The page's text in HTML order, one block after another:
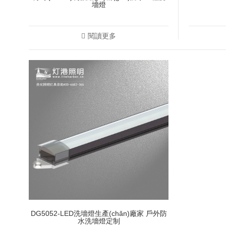
墻燈
閱讀更多
DG5052-LED洗墻燈生產(chǎn)廠家 戶外防
水洗墻燈定制